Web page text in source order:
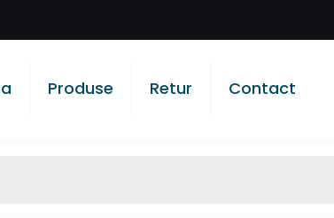
Produse Retur Contact